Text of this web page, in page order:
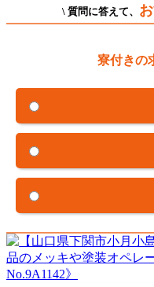
\ 質問に答えて、
寮付きの